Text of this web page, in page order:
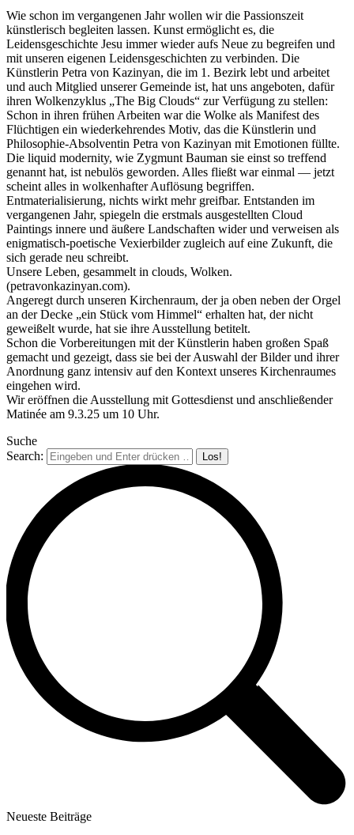
Wie schon im vergangenen Jahr wollen wir die Passionszeit
künstlerisch begleiten lassen. Kunst ermöglicht es, die
Leidensgeschichte Jesu immer wieder aufs Neue zu begreifen und
mit unseren eigenen Leidensgeschichten zu verbinden. Die
Künstlerin Petra von Kazinyan, die im 1. Bezirk lebt und arbeitet
und auch Mitglied unserer Gemeinde ist, hat uns angeboten, dafür
ihren Wolkenzyklus „The Big Clouds“ zur Verfügung zu stellen:
Schon in ihren frühen Arbeiten war die Wolke als Manifest des
Flüchtigen ein wiederkehrendes Motiv, das die Künstlerin und
Philosophie-Absolventin Petra von Kazinyan mit Emotionen füllte.
Die liquid modernity, wie Zygmunt Bauman sie einst so treffend
genannt hat, ist nebulös geworden. Alles fließt war einmal — jetzt
scheint alles in wolkenhafter Auflösung begriffen.
Entmaterialisierung, nichts wirkt mehr greifbar. Entstanden im
vergangenen Jahr, spiegeln die erstmals ausgestellten Cloud
Paintings innere und äußere Landschaften wider und verweisen als
enigmatisch-poetische Vexierbilder zugleich auf eine Zukunft, die
sich gerade neu schreibt.
Unsere Leben, gesammelt in clouds, Wolken.
(petravonkazinyan.com).
Angeregt durch unseren Kirchenraum, der ja oben neben der Orgel
an der Decke „ein Stück vom Himmel“ erhalten hat, der nicht
geweißelt wurde, hat sie ihre Ausstellung betitelt.
Schon die Vorbereitungen mit der Künstlerin haben großen Spaß
gemacht und gezeigt, dass sie bei der Auswahl der Bilder und ihrer
Anordnung ganz intensiv auf den Kontext unseres Kirchenraumes
eingehen wird.
Wir eröffnen die Ausstellung mit Gottesdienst und anschließender
Matinée am 9.3.25 um 10 Uhr.
Suche
Search:
Neueste Beiträge